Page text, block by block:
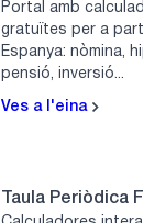
Portal amb
gratuïtes per a
Espanya: nòmina,
pensió, inversió...
Ves a l'eina
Taula Periòdica